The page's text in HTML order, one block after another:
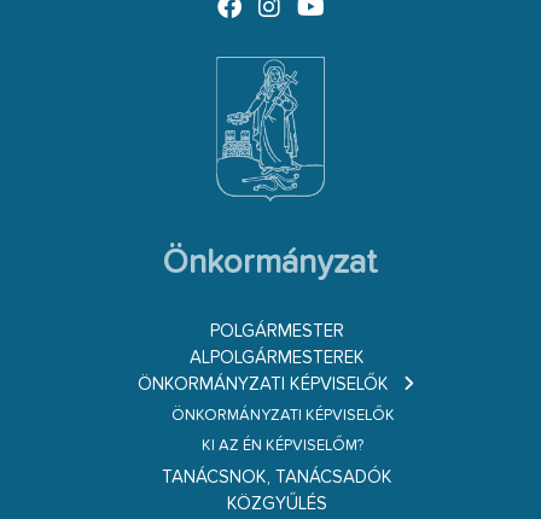
Önkormányzat
POLGÁRMESTER
ALPOLGÁRMESTEREK
ÖNKORMÁNYZATI KÉPVISELŐK
ÖNKORMÁNYZATI KÉPVISELŐK
KI AZ ÉN KÉPVISELŐM?
TANÁCSNOK, TANÁCSADÓK
KÖZGYŰLÉS